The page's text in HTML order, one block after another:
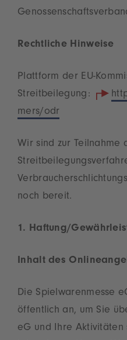
Rechtliche Hinweise
Plattform der EU-
Streitbeilegung:
mers/odr
Wir sind zur Teilnahme
noch bereit.
1. Haftung/
Inhalt des
Die Spielwarenmesse
öffentlich an, um Sie
eG und Ihre Aktivitäten